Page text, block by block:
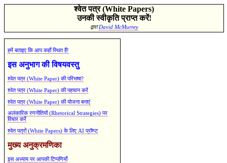
श्वेत पत्र (White Papers)
उनकी स्वीकृति प्राप्त करें!
द्वाराDavid McMurrey
हमें बताइए कि आप कहाँ स्थित हैं!
इस अनुभाग की विषयवस्तु
श्वेत पत्र (White Paper) की परिभाषा?
श्वेत पत्र (White Paper) की पहचान करें
श्वेत पत्र (White Paper) की योजना बनाएं
अलंकारिक रणनीतियों (Rhetorical Strategies) पर
विचार करें
श्वेत पत्रों (White Papers) के लिए AI प्रॉम्प्ट
मुख्य अनुक्रमणिका
इस अध्याय पर आपकी टिप्पणियाँ